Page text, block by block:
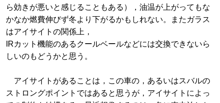
ら効きが悪いと感じることもある），油温が上がってもな
かなか燃費伸びず冬より下がるかもしれない。またガラス
はアイサイトの関係上，
IRカット機能のあるクールベールなどには交換できないら
しいのもどうかと思う。
アイサイトがあることは，この車の，あるいはスバルの
ストロングポイントではあると思うが，アイサイトによっ